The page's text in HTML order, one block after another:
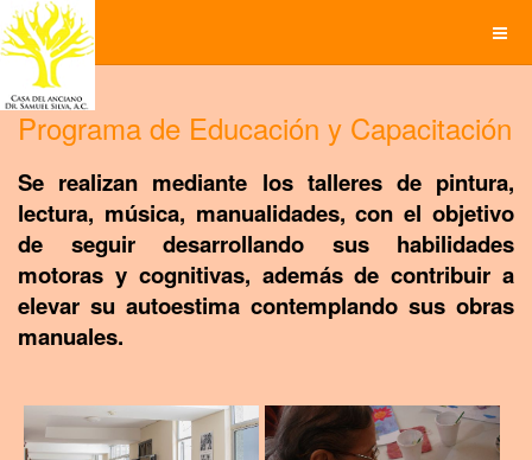
Programa de Educación y Capacitación
Se realizan mediante los talleres de pintura,
lectura, música, manualidades, con el objetivo
de seguir desarrollando sus habilidades
motoras y cognitivas, además de contribuir a
elevar su autoestima contemplando sus obras
manuales.